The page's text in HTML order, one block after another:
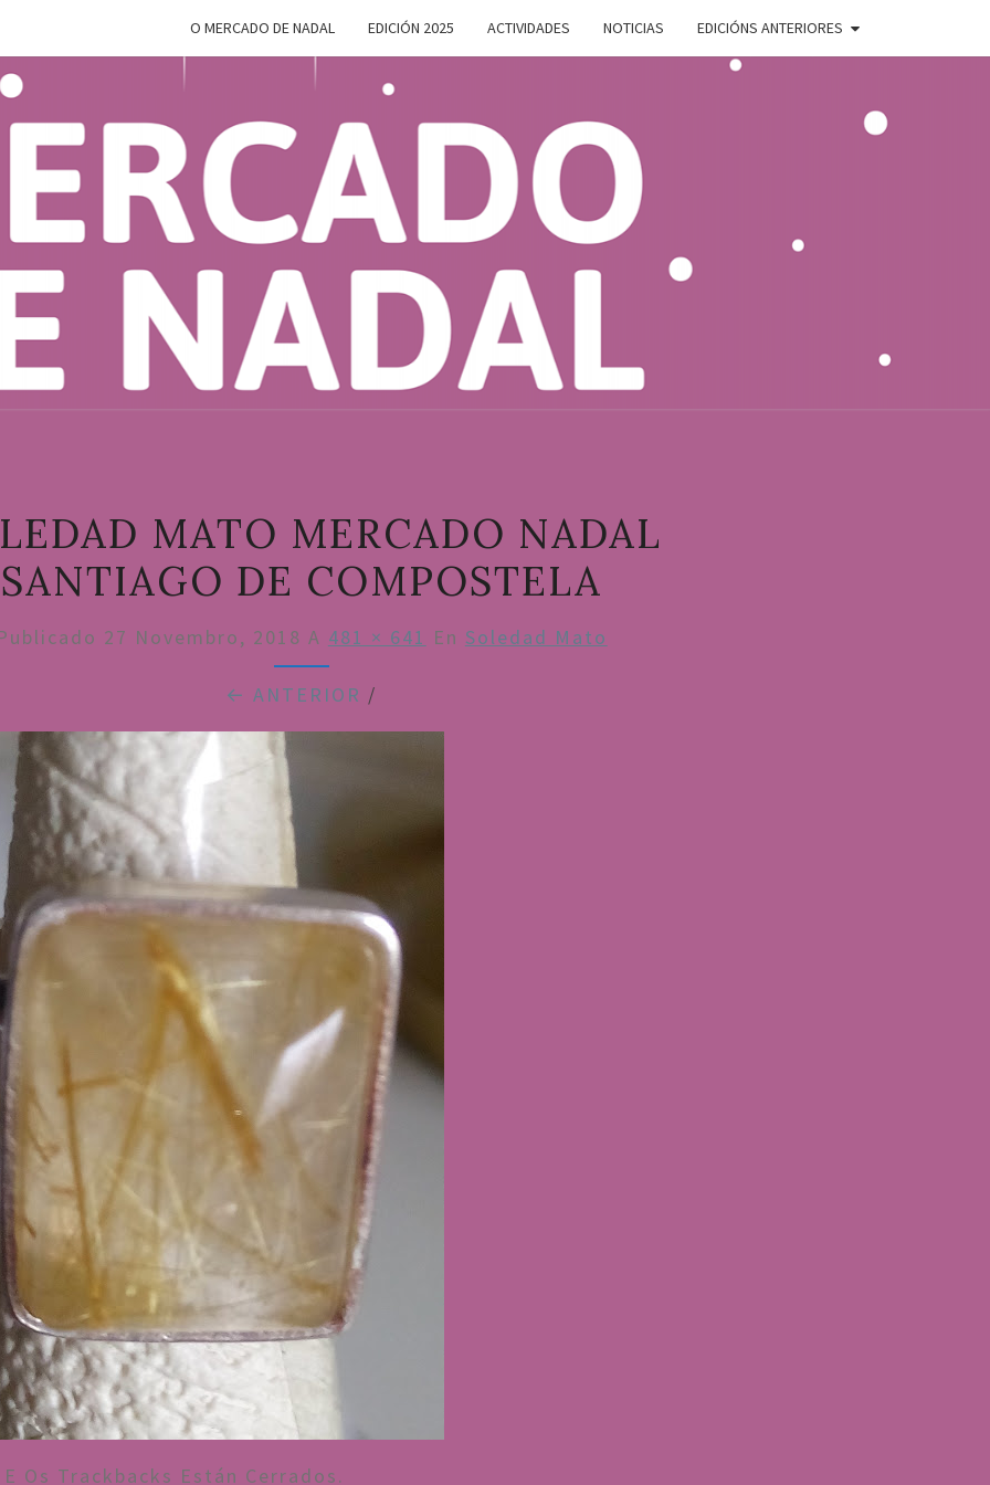
O MERCADO DE NADAL EDICIÓN 2025 ACTIVIDADES NOTICIAS EDICIÓNS ANTERIORES
MERCADO
DE
Do 28 De
Novembro
Ao 5 De
Xaneiro En
Compostela
MATO MERCADO NADAL
SANTIAGO DE COMPOSTELA
27 Novembro, 2018 A 481 × 641 En Soledad Mato
← ANTERIOR /
Os Trackbacks Están Cerrados.